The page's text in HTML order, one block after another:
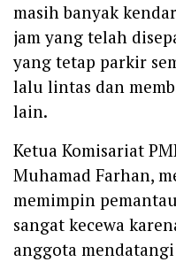
masih banyak
jam yang telah
yang tetap parkir
lalu lintas dan
lain.
Ketua Komisariat
Muhamad Farhan,
memimpin
sangat kecewa
anggota